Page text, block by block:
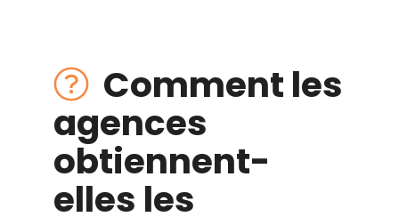
Comment les
agences
obtiennent-
elles les